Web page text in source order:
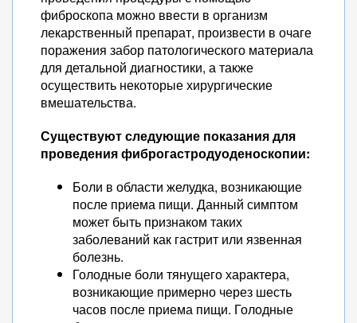
фиброскопа можно ввести в организм
лекарственный препарат, произвести в очаге
поражения забор патологического материала
для детальной диагностики, а также
осуществить некоторые хирургические
вмешательства.
Существуют следующие показания для
проведения фиброгастродуоденоскопии:
Боли в области желудка, возникающие
после приема пищи. Данный симптом
может быть признаком таких
заболеваний как гастрит или язвенная
болезнь.
Голодные боли тянущего характера,
возникающие примерно через шесть
часов после приема пищи. Голодные